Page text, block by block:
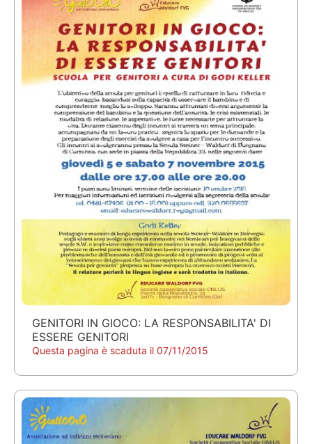
GENITORI IN GIOCO: LA RESPONSABILITA' DI
ESSERE GENITORI
Questa pagina è scaduta il 07/11/2015